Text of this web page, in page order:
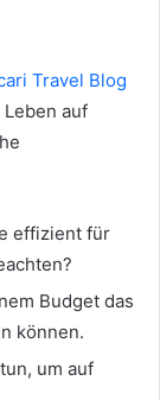
Travel Blog
auf
effizient für
Budget das
können.
um auf